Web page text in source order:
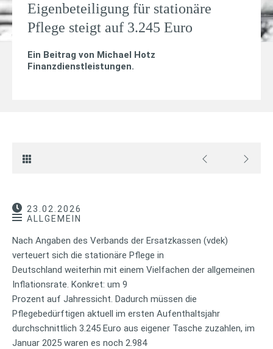
Eigenbeteiligung für stationäre
Pflege steigt auf 3.245 Euro
Ein Beitrag von Michael Hotz
Finanzdienstleistungen.
23.02.2026
ALLGEMEIN
Nach Angaben des Verbands der Ersatzkassen (vdek)
verteuert sich die stationäre Pflege in
Deutschland weiterhin mit einem Vielfachen der allgemeinen
Inflationsrate. Konkret: um 9
Prozent auf Jahressicht. Dadurch müssen die
Pflegebedürftigen aktuell im ersten Aufenthaltsjahr
durchschnittlich 3.245 Euro aus eigener Tasche zuzahlen, im
Januar 2025 waren es noch 2.984